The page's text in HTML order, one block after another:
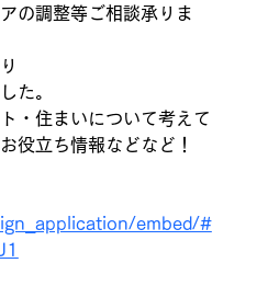
の調整等ご相談承りま
た。
・住まいについて考えて
役立ち情報などなど！
embed/#